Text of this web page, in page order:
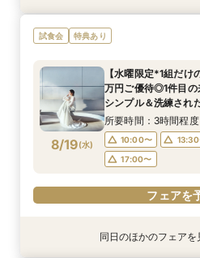
8/17(月)
【30名様以下OK】
貸切に！全天候型の
お食事会場など最旬
感
所要時間：3時間程度
10:00〜
17:00〜
フェアを
試食会 特典あり
8/19(水)
【水曜限定*1組だ
万円ご優待◎1件目の
シンプル＆洗練され
所要時間：3時間程度
10:00〜
17:00〜
フェアを
特典あり
特典あり同日のほかのフェアを